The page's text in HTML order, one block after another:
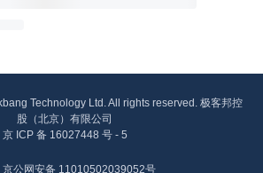
Technology Ltd. All rights reserved. 极客邦控
股（北京）有限公司
京 ICP 备 16027448 号 - 5
京公网安备 11010502039052号